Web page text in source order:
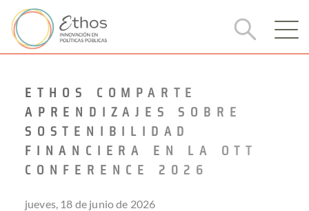
ETHOS COMPARTE
APRENDIZAJES SOBRE
SOSTENIBILIDAD
FINANCIERA EN LA OTT
CONFERENCE 2026
jueves, 18 de junio de 2026